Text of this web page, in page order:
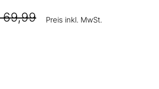
Preis inkl. MwSt.